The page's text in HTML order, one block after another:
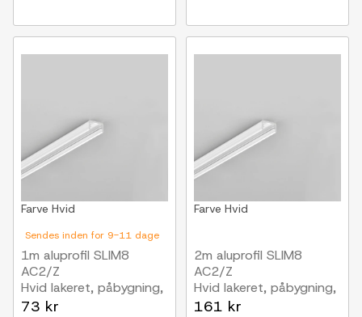
Sendes inden for 9-11 dage
Farve Hvid
1m aluprofil SLIM8
AC2/Z
Hvid lakeret, påbygning,
LED skinne
73 kr
Farve Hvid
2m aluprofil SLIM8
AC2/Z
Hvid lakeret, påbygning,
LED skinne
161 kr